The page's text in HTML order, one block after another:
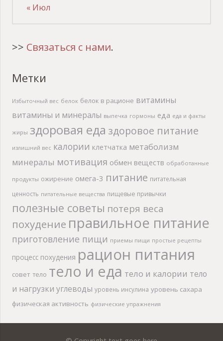
« Июл
>> Связаться с нами.
Метки
Избыточный вес белок белок в рационе витамины
витамины и минералы выпечка гормоны еда еда и факты
жиры здоровая еда здоровое питание
излишний вес калории клетчатка метаболизм
минералы мотивация обмен веществ обработанные
продукты ожирение омега-3 питание питательная
ценность питательные вещества пищевые привычки
полезные советы потеря веса
похудение правильное питание
приготовление пищи приемы пищи простые рецепты
процесс похудения рацион питания
совет тело тело и еда тело и калории тело
и нагрузки углеводы уровень инсулина уровень сахара
физическая активность физические упражнения